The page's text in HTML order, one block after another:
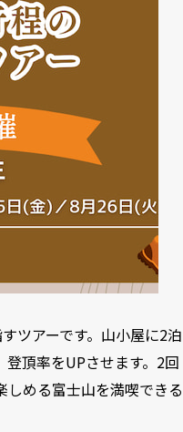
ツアーです。山小屋に2泊
頂率をUPさせます。2回
める富士山を満喫できる